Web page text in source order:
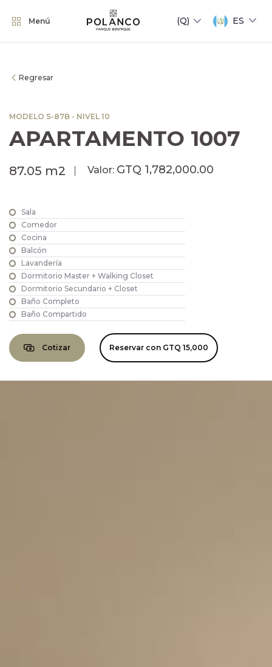
Menú ES
Regresar
MODELO S-87B - NIVEL 10
APARTAMENTO 1007
87.05 m2 Valor: GTQ 1,782,000.00
Sala
Comedor
Cocina
Balcón
Lavandería
Dormitorio Master + Walking Closet
Dormitorio Secundario + Closet
Baño Completo
Baño Compartido
Cotizar Reservar con GTQ 15,000